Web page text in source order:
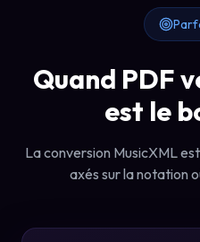
Quand PDF
est le
La conversion MusicXML
axés sur la notation